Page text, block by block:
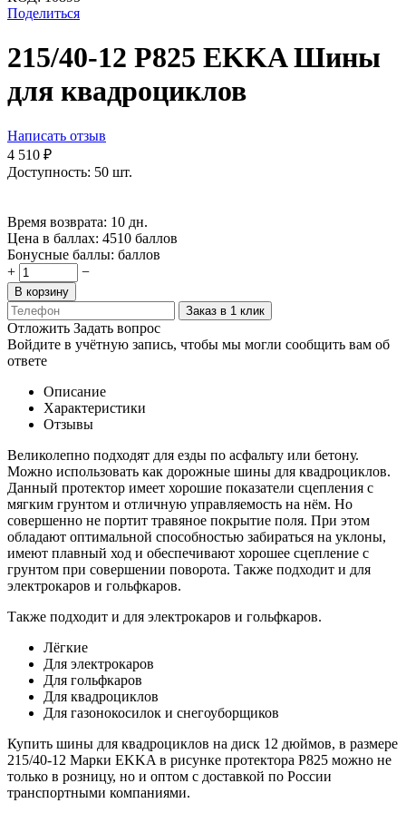
Поделиться
215/40-12 P825 EKKA Шины
для квадроциклов
Написать отзыв
4 510 ₽
Доступность: 50 шт.
Время возврата: 10 дн.
Цена в баллах: 4510 баллов
Бонусные баллы: баллов
+
−
В корзину
Заказ в 1 клик
Отложить Задать вопрос
Войдите в учётную запись, чтобы мы могли сообщить вам об
ответе
Описание
Характеристики
Отзывы
Великолепно подходят для езды по асфальту или бетону.
Можно использовать как дорожные шины для квадроциклов.
Данный протектор имеет хорошие показатели сцепления с
мягким грунтом и отличную управляемость на нём. Но
совершенно не портит травяное покрытие поля. При этом
обладают оптимальной способностью забираться на уклоны,
имеют плавный ход и обеспечивают хорошее сцепление с
грунтом при совершении поворота. Также подходит и для
электрокаров и гольфкаров.
Также подходит и для электрокаров и гольфкаров.
Лёгкие
Для электрокаров
Для гольфкаров
Для квадроциклов
Для газонокосилок и снегоуборщиков
Купить шины для квадроциклов на диск 12 дюймов, в размере
215/40-12 Марки EKKA в рисунке протектора P825 можно не
только в розницу, но и оптом с доставкой по России
транспортными компаниями.